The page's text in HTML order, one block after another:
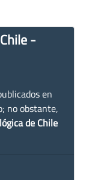
-
en
no obstante,
de Chile